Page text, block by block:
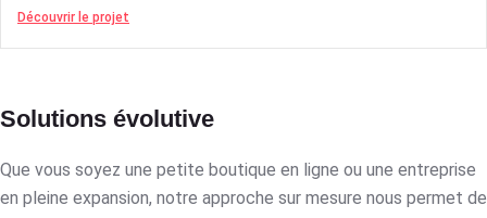
Découvrir le projet
Solutions évolutive
Que vous soyez une petite boutique en ligne ou une entreprise
en pleine expansion, notre approche sur mesure nous permet de